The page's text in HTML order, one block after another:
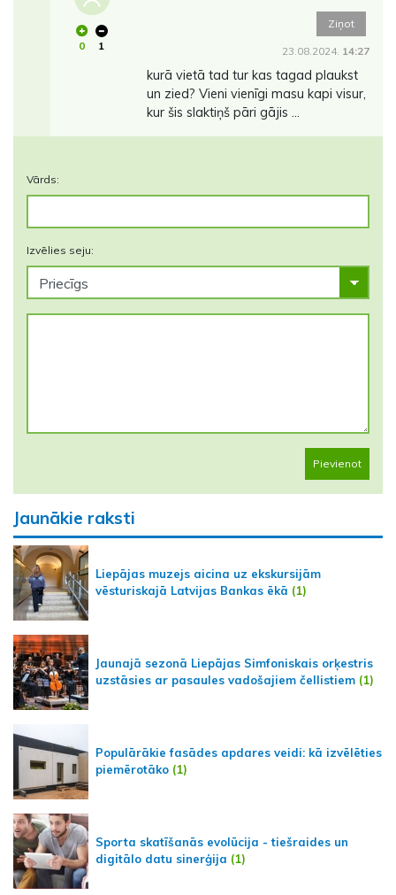
0 1
Ziņot
23.08.2024. 14:27
kurā vietā tad tur kas tagad plaukst
un zied? Vieni vienīgi masu kapi visur,
kur šis slaktiņš pāri gājis ...
Vārds:
Izvēlies seju:
Pievienot
Jaunākie raksti
Liepājas muzejs aicina uz ekskursijām
vēsturiskajā Latvijas Bankas ēkā (1)
Jaunajā sezonā Liepājas Simfoniskais orķestris
uzstāsies ar pasaules vadošajiem čellistiem (1)
Populārākie fasādes apdares veidi: kā izvēlēties
piemērotāko (1)
Sporta skatīšanās evolūcija - tiešraides un
digitālo datu sinerģija (1)